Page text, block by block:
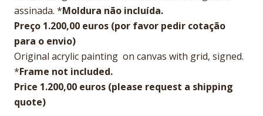
assinada. *Moldura não incluída.
Preço 1.200,00 euros (por favor pedir cotação
para o envio)
Original acrylic painting on canvas with grid, signed.
*Frame not included.
Price 1.200,00 euros (please request a shipping
quote)